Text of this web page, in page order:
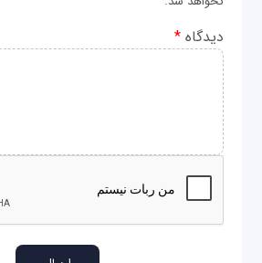
دیدگاه*